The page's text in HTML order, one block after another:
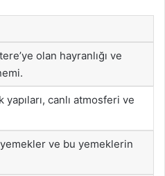
olan hayranlığı ve
canlı atmosferi ve
ve bu yemeklerin